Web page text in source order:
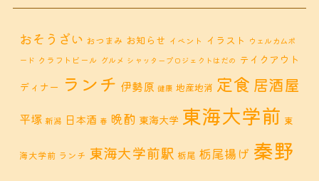
おそうざい おつまみ お知らせ イベント イラスト ウェルカムボ
ード クラフトビール グルメ シャッタープロジェクトはだの テイクアウト
ディナー ランチ 伊勢原 健康 地産地消 定食 居酒屋
平塚 新潟 日本酒 春 晩酌 東海大学 東海大学前 東
海大学前 ランチ 東海大学前駅 栃尾 栃尾揚げ 秦野